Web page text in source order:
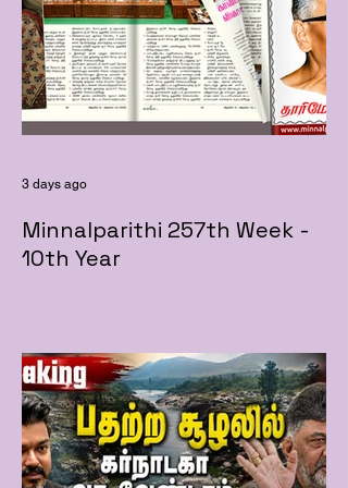
Minnalparithi 257th Week -
10th Year
3 days ago